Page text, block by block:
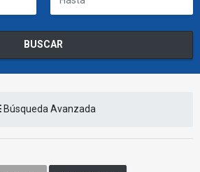
BUSCAR
Búsqueda Avanzada